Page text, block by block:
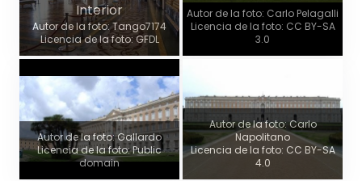
Interior
Autor de la foto: Tango7174
Licencia de la foto: GFDL
Autor de la foto: Carlo Pelagalli
Licencia de la foto: CC BY-SA
3.0
Autor de la foto: Gallardo
Licencia de la foto: Public
domain
Autor de la foto: Carlo
Napolitano
Licencia de la foto: CC BY-SA
4.0